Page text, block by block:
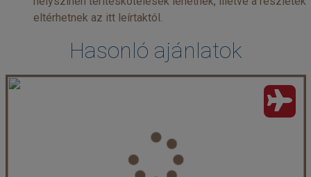
eltérhetnek az itt leírtaktól.
Hasonló ajánlatok